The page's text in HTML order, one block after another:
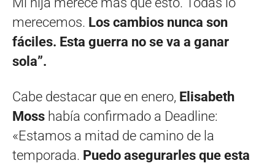
merecemos. Los cambios nunca son
fáciles. Esta guerra no se va a ganar
sola”.
Cabe destacar que en enero, Elisabeth
Moss había confirmado a Deadline:
«Estamos a mitad de camino de la
temporada. Puedo asegurarles que esta